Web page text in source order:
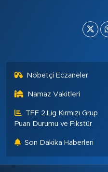
Nöbetçi Eczaneler
Namaz Vakitleri
TFF 2.Lig Kırmızı Grup
Puan Durumu ve Fikstür
Son Dakika Haberleri